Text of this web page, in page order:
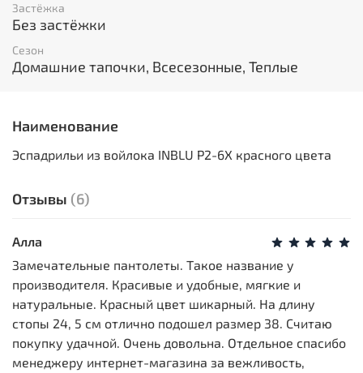
Застёжка
Без застёжки
Сезон
Домашние тапочки, Всесезонные, Теплые
Наименование
Эспадрильи из войлока INBLU P2-6X красного цвета
Отзывы (6)
Алла
Замечательные пантолеты. Такое название у
производителя. Красивые и удобные, мягкие и
натуральные. Красный цвет шикарный. На длину
стопы 24, 5 см отлично подошел размер 38. Считаю
покупку удачной. Очень довольна. Отдельное спасибо
менеджеру интернет-магазина за вежливость,